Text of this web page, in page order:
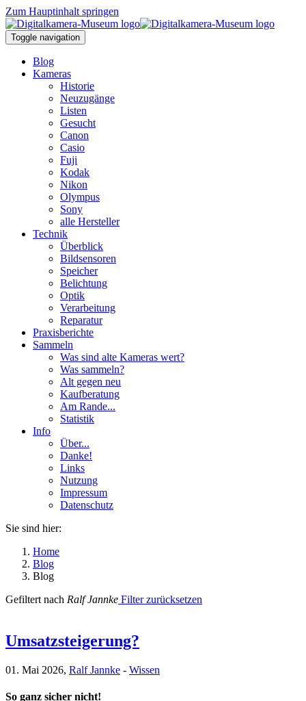
Zum Hauptinhalt springen
Toggle navigation
Blog
Kameras
Historie
Neuzugänge
Listen
Gesucht
Canon
Casio
Fuji
Kodak
Nikon
Olympus
Sony
alle Hersteller
Technik
Überblick
Bildsensoren
Speicher
Belichtung
Optik
Verarbeitung
Reparatur
Praxisberichte
Sammeln
Was sind alte Kameras wert?
Was sammeln?
Alt gegen neu
Kaufberatung
Am Rande...
Statistik
Info
Über...
Danke!
Links
Nutzung
Impressum
Datenschutz
Sie sind hier:
Home
Blog
Blog
Gefiltert nach Ralf Jannke Filter zurücksetzen
Umsatzsteigerung?
01. Mai 2026, Ralf Jannke - Wissen
So ganz sicher nicht!